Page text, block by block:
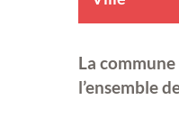
La
l’ensemble